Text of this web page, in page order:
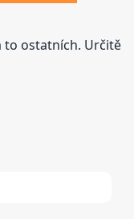
to ostatních. Určitě